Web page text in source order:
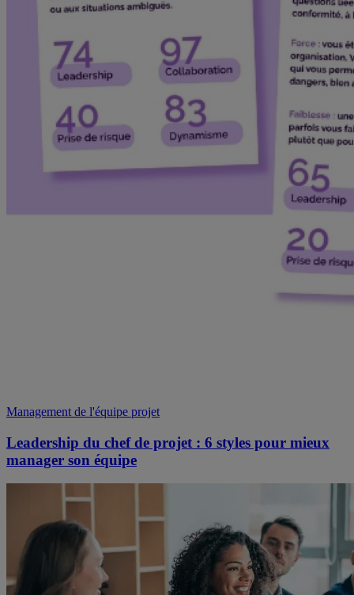
Management de l'équipe projet
Leadership du chef de projet : 6 styles pour mieux
manager son équipe